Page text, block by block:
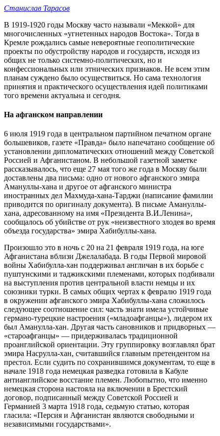
Станислав Тарасов
В 1919-1920 годы Москву часто называли «Меккой» для
многочисленных «угнетенных народов Востока». Тогда в
Кремле рождались самые невероятные геополитические
проекты по обустройству народов и государств, исходя из
общих не только системно-политических, но и
конфессиональных или этнических признаков. Не всем этим
планам суждено было осуществиться. Но сама технология
принятия и практического осуществления идей политиками
того времени актуальна и сегодня.
На афганском направлении
6 июля 1919 года в центральном партийном печатном органе
большевиков, газете «Правда» было напечатано сообщение об
установлении дипломатических отношений между Советской
Россией и Афганистаном. В небольшой газетной заметке
рассказывалось, что еще 27 мая того же года в Москву были
доставлены два письма: одно от нового афганского эмира
Амануллы-хана и другое от афганского министра
иностранных дел Махмуда-хана-Тарджи (написание фамилии
приводится по оригиналу документа). В письме Амануллы-
хана, адресованному на имя «Президента В.И.Ленина»,
сообщалось об убийстве от рук «неизвестного злодея во время
объезда государства» эмира Хабибуллы-хана.
Произошло это в ночь с 20 на 21 февраля 1919 года, на юге
Афганистана вблизи Джелалабада. В годы Первой мировой
войны Хабибулла-хан поддерживал англичан в их борьбе с
пуштунскими и таджикскими племенами, которых подбивали
на выступления против центральной власти немцы и их
союзники турки. В самых общих чертах к февралю 1919 года
в окружении афганского эмира Хабибуллы-хана сложилось
следующее соотношение сил: часть знати имела устойчивые
германо-турецкие настроения («младоафганцы»), лидером их
был Аманулла-хан. Другая часть сановников и придворных —
«староафганцы» — придерживалась традиционной
проанглийской ориентации. Эту группировку возглавлял брат
эмира Насрулла-хан, считавшийся главным претендентом на
престол. Если судить по сохранившимся документам, то еще в
начале 1918 года немецкая разведка готовила в Кабуле
антианглийское восстание племен. Любопытно, что именно
немецкая сторона настояла на включении в Брестский
договор, подписанный между Советской Россией и
Германией 3 марта 1918 года, седьмую статью, которая
гласила: «Персия и Афганистан являются свободными и
независимыми государствами».